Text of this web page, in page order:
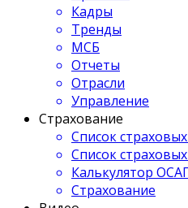
Кадры
Тренды
МСБ
Отчеты
Отрасли
Управление
Страхование
Список
Список
Калькулятор
Страхование